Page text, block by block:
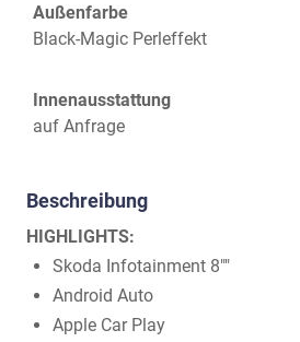
Außenfarbe
Black-Magic Perleffekt
Innenausstattung
auf Anfrage
Beschreibung
HIGHLIGHTS:
Skoda Infotainment 8""
Android Auto
Apple Car Play